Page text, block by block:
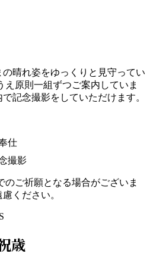
晴れ姿をゆっくりと見守ってい
え原則一組ずつご案内していま
記念撮影をしていただけます。
仕
撮影
ご祈願となる場合がございま
ください。
歳